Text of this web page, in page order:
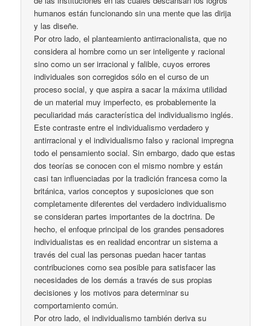
humanos están funcionando sin una mente que las dirija
y las diseñe.
Por otro lado, el planteamiento antirracionalista, que no
considera al hombre como un ser inteligente y racional
sino como un ser irracional y falible, cuyos errores
individuales son corregidos sólo en el curso de un
proceso social, y que aspira a sacar la máxima utilidad
de un material muy imperfecto, es probablemente la
peculiaridad más característica del individualismo inglés.
Este contraste entre el individualismo verdadero y
antirracional y el individualismo falso y racional impregna
todo el pensamiento social. Sin embargo, dado que estas
dos teorías se conocen con el mismo nombre y están
casi tan influenciadas por la tradición francesa como la
británica, varios conceptos y suposiciones que son
completamente diferentes del verdadero individualismo
se consideran partes importantes de la doctrina. De
hecho, el enfoque principal de los grandes pensadores
individualistas es en realidad encontrar un sistema a
través del cual las personas puedan hacer tantas
contribuciones como sea posible para satisfacer las
necesidades de los demás a través de sus propias
decisiones y los motivos para determinar su
comportamiento común.
Por otro lado, el individualismo también deriva su